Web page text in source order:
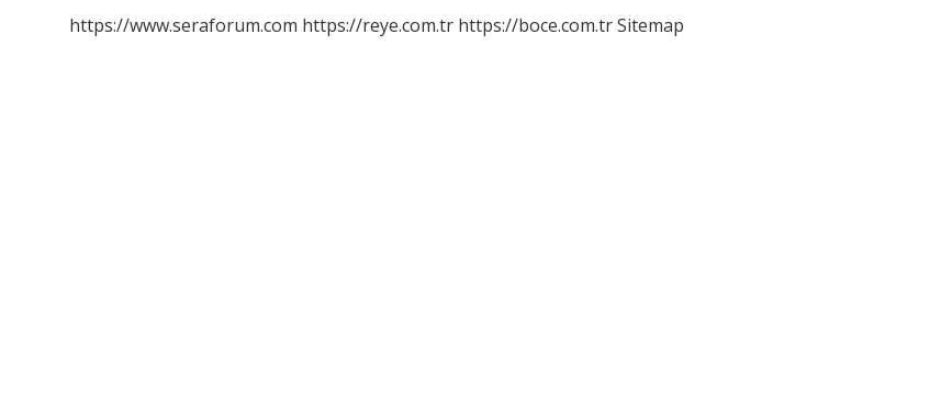
https://www.seraforum.com https://reye.com.tr https://boce.com.trSitemap